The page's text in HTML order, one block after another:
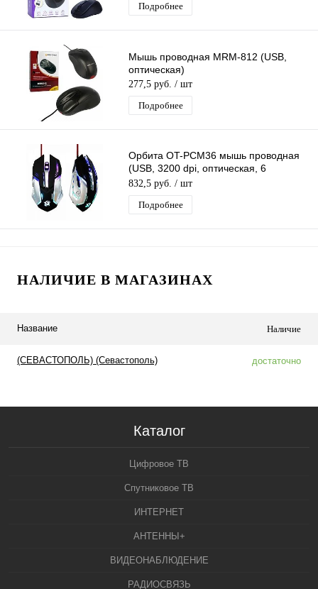
Подробнее
Мышь проводная MRM-812 (USB,
оптическая)
277,5 руб. / шт
Подробнее
Орбита OT-PCM36 мышь проводная
(USB, 3200 dpi, оптическая, 6
кнопок)/100
832,5 руб. / шт
Подробнее
НАЛИЧИЕ В МАГАЗИНАХ
Название Наличие
(СЕВАСТОПОЛЬ) (Севастополь) достаточно
Каталог
Цифровое ТВ
Спутниковое ТВ
ИНТЕРНЕТ
АНТЕННЫ+
ВИДЕОНАБЛЮДЕНИЕ
РАДИОСВЯЗЬ